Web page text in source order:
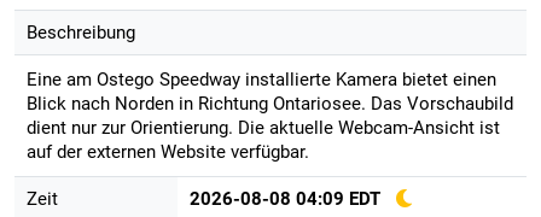
Beschreibung
Eine am Ostego Speedway installierte Kamera bietet einen
Blick nach Norden in Richtung Ontariosee. Das Vorschaubild
dient nur zur Orientierung. Die aktuelle Webcam-Ansicht ist
auf der externen Website verfügbar.
Zeit 2026-08-08 04:09 EDT